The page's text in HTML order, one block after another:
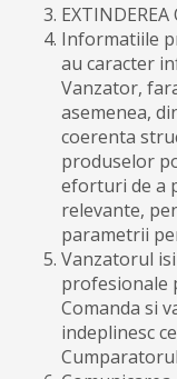
Informatiile
au caracter
Vanzator,
asemenea,
coerenta
produselor
eforturi de a
relevante,
parametrii
Vanzatorul
profesionale
Comanda si
indeplinesc